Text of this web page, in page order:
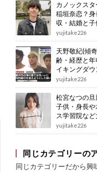
カノックス
稲垣奈恋？
収・結婚と
とめ
yujitake226
天野敬紀(傾
齢・経歴と
イキングダ
捕もまとめ
yujitake226
松宮なつの
子供・身長
ス学習院な
yujitake226
同じカテゴリーの
同じカテゴリーだから興